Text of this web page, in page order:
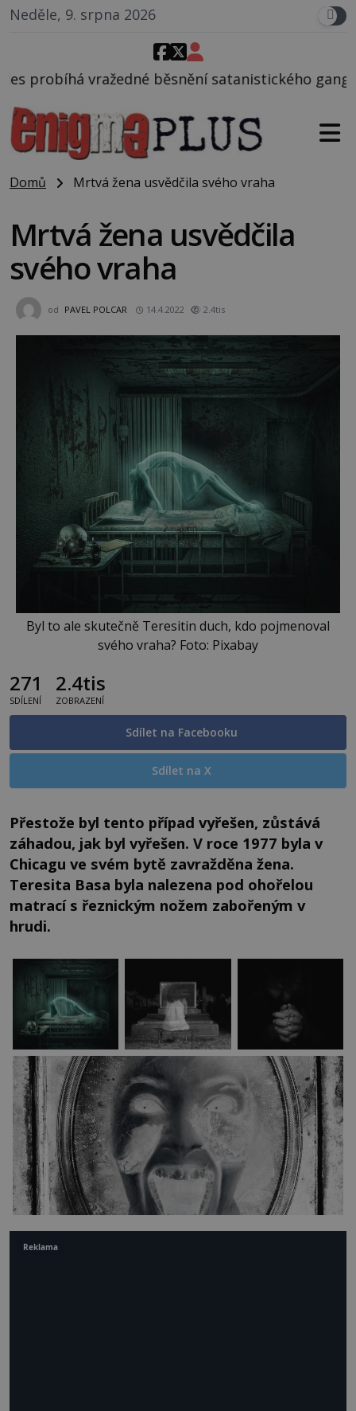
Neděle, 9. srpna 2026
satanistického gangu vedeného
Domů Mrtvá žena usvědčila svého vraha
Mrtvá žena usvědčila
svého vraha
od PAVEL POLCAR 14.4.2022 2.4tis
Byl to ale skutečně Teresitin duch, kdo pojmenoval
svého vraha? Foto: Pixabay
271
SDÍLENÍ
2.4tis
ZOBRAZENÍ
Sdílet na Facebooku
Sdílet na X
Přestože byl tento případ vyřešen, zůstává
záhadou, jak byl vyřešen. V roce 1977 byla v
Chicagu ve svém bytě zavražděna žena.
Teresita Basa byla nalezena pod ohořelou
matrací s řeznickým nožem zabořeným v
hrudi.
Reklama